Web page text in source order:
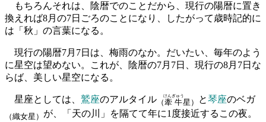
もちろんそれは、陰暦でのことだから、現行の陽暦に置き
換えれば8月の7日ごろのことになり、したがって歳時記的に
は「秋」の言葉になる。
現行の陽暦7月7日は、梅雨のなか。だいたい、毎年のよう
に星空は望めない。これが、陰暦の7月7日、現行の8月7日な
らば、美しい星空になる。
星座としては、 鷲座のアルタイル （牽牛
けんぎゅう
星） と琴座のベガ
（織女星） が、「天の川」を隔てて年に1度接近するこの夜。